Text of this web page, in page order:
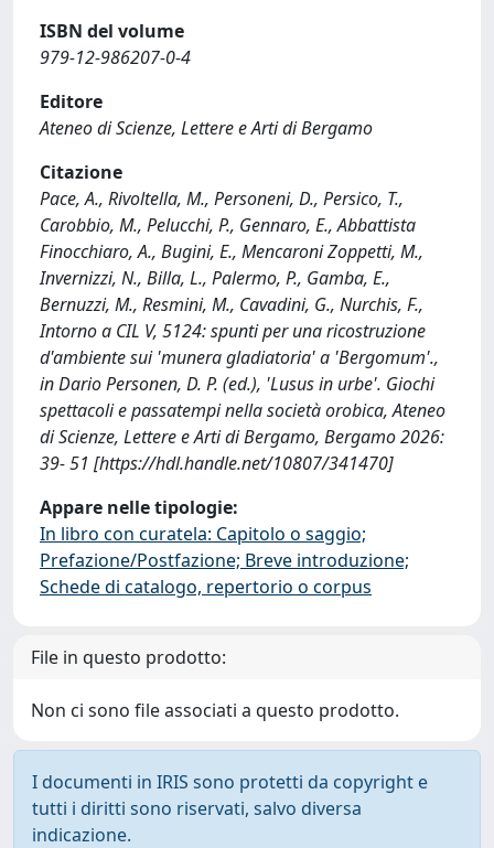
ISBN del volume
979-12-986207-0-4
Editore
Ateneo di Scienze, Lettere e Arti di Bergamo
Citazione
Pace, A., Rivoltella, M., Personeni, D., Persico, T.,
Carobbio, M., Pelucchi, P., Gennaro, E., Abbattista
Finocchiaro, A., Bugini, E., Mencaroni Zoppetti, M.,
Invernizzi, N., Billa, L., Palermo, P., Gamba, E.,
Bernuzzi, M., Resmini, M., Cavadini, G., Nurchis, F.,
Intorno a CIL V, 5124: spunti per una ricostruzione
d'ambiente sui 'munera gladiatoria' a 'Bergomum'.,
in Dario Personen, D. P. (ed.), 'Lusus in urbe'. Giochi
spettacoli e passatempi nella società orobica, Ateneo
di Scienze, Lettere e Arti di Bergamo, Bergamo 2026:
39- 51 [https://hdl.handle.net/10807/341470]
Appare nelle tipologie:
In libro con curatela: Capitolo o saggio;
Prefazione/Postfazione; Breve introduzione;
Schede di catalogo, repertorio o corpus
File in questo prodotto:
Non ci sono file associati a questo prodotto.
I documenti in IRIS sono protetti da copyright e
tutti i diritti sono riservati, salvo diversa
indicazione.